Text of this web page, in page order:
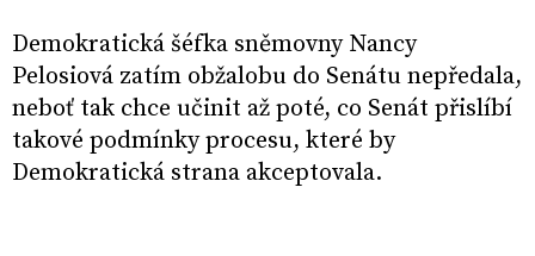
Demokratická šéfka sněmovny Nancy
Pelosiová zatím obžalobu do Senátu nepředala,
neboť tak chce učinit až poté, co Senát přislíbí
takové podmínky procesu, které by
Demokratická strana akceptovala.